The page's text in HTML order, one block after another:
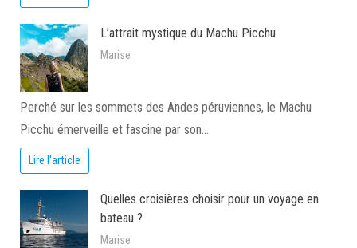
L’attrait mystique du Machu Picchu
Marise
Perché sur les sommets des Andes péruviennes, le Machu
Picchu émerveille et fascine par son…
Lire l'article
Quelles croisières choisir pour un voyage en
bateau ?
Marise